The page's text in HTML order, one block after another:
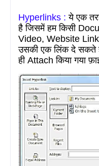
Hyperlinks : ये एक
है जिसमें हम किसी
Video, Website
उसकी एक लिंक दे सकते
हीAttachकिया गया